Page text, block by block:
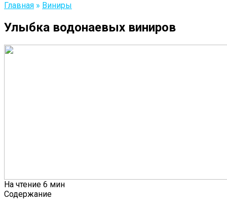
Главная » Виниры
Улыбка водонаевых виниров
На чтение 6 мин
Содержание